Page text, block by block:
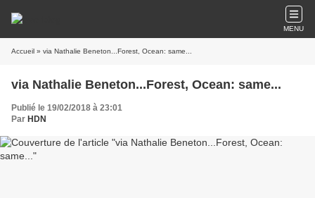
MENU
Accueil » via Nathalie Beneton...Forest, Ocean: same...
via Nathalie Beneton...Forest, Ocean: same...
Publié le 19/02/2018 à 23:01
Par HDN